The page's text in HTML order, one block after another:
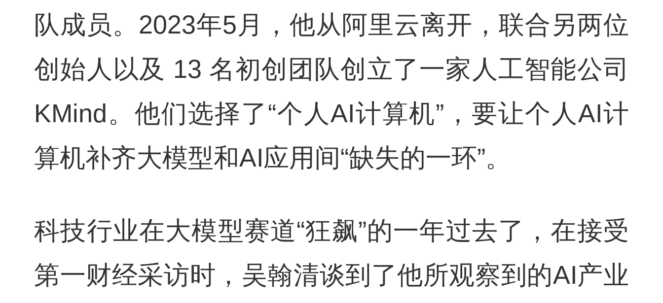
队成员。2023年5月，他从阿里云离开，联合另两位
创始人以及 13 名初创团队创立了一家人工智能公司
KMind。他们选择了“个人AI计算机”，要让个人AI计
算机补齐大模型和AI应用间“缺失的一环”。
科技行业在大模型赛道“狂飙”的一年过去了，在接受
第一财经采访时，吴翰清谈到了他所观察到的AI产业